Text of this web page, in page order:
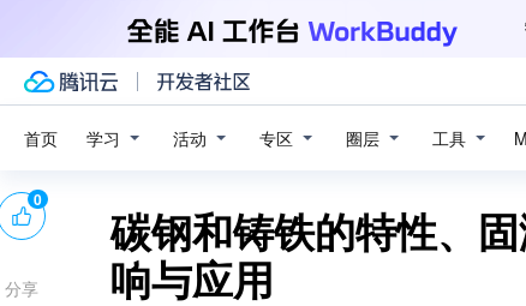
首页 学习 活动 专区 圈层 工具
碳钢和铸铁的特性、
响与应用
0
分享